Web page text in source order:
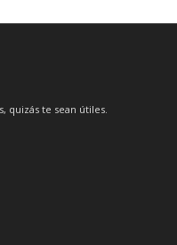
quizás te sean útiles.